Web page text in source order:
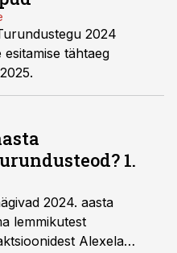
2024
tähtaeg
1.
2024. aasta
lemmikutest
Alexela